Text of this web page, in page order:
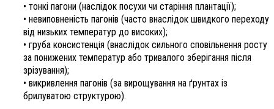
• тонкі пагони (наслідок посухи чи старіння плантації);
• невиповненість пагонів (часто внаслідок швидкого переходу
від низьких температур до високих);
• груба консистенція (внаслідок сильного сповільнення росту
за понижених температур або тривалого зберігання після
зрізування);
• викривлення пагонів (за вирощування на ґрунтах із
брилуватою структурою).